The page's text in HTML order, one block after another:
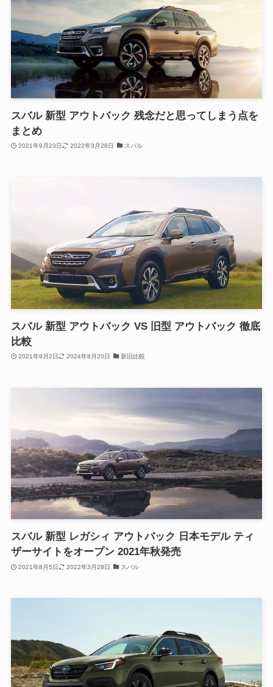
スバル 新型 アウトバック 残念だと思ってしまう点を
まとめ
2021年9月23日 2022年3月28日 スバル
スバル 新型 アウトバック VS 旧型 アウトバック 徹底
比較
2021年9月2日 2024年8月20日 新旧比較
スバル 新型 レガシィ アウトバック 日本モデル ティ
ザーサイトをオープン 2021年秋発売
2021年8月5日 2022年3月28日 スバル